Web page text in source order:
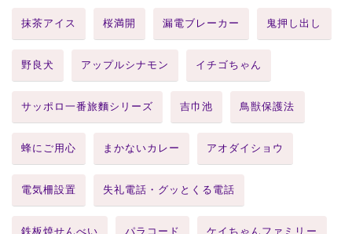
抹茶アイス 桜満開 漏電ブレーカー 鬼押し出し
野良犬 アップルシナモン イチゴちゃん
サッポロ一番旅麵シリーズ 吉巾池 鳥獣保護法
蜂にご用心 まかないカレー アオダイショウ
電気柵設置 失礼電話・グッとくる電話
鉄板焼せんべい パラコード ケイちゃんファミリー